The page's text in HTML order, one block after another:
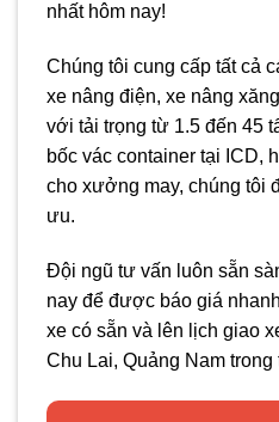
nhất hôm nay!
Chúng tôi cung cấp tất cả
xe nâng điện, xe nâng
với tải trọng từ 1.5 đến 45
bốc vác container tại ICD,
cho xưởng may, chúng tôi
ưu.
Đội ngũ tư vấn luôn sẵn
nay để được báo giá
xe có sẵn và lên lịch giao
Chu Lai, Quảng Nam